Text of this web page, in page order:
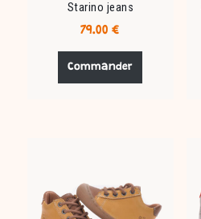
Starino jeans
79.00€
Commander
Ce
a
choisies